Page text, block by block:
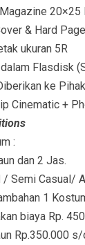
20×25
& Hard
ukuran 5R
Flasdisk
ke
Cinematic +
:
dan 2 Jas.
Semi Casual/
1
biaya Rp.
Rp.350.000